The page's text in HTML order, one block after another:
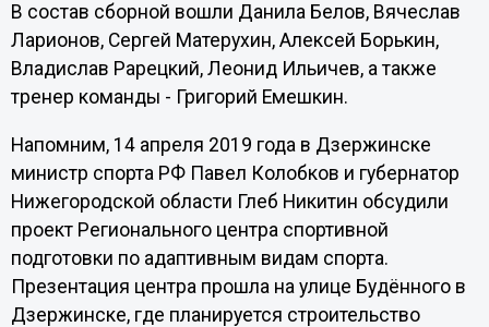
В состав сборной вошли Данила Белов, Вячеслав
Ларионов, Сергей Матерухин, Алексей Борькин,
Владислав Рарецкий, Леонид Ильичев, а также
тренер команды - Григорий Емешкин.
Напомним, 14 апреля 2019 года в Дзержинске
министр спорта РФ Павел Колобков и губернатор
Нижегородской области Глеб Никитин обсудили
проект Регионального центра спортивной
подготовки по адаптивным видам спорта.
Презентация центра прошла на улице Будённого в
Дзержинске, где планируется строительство